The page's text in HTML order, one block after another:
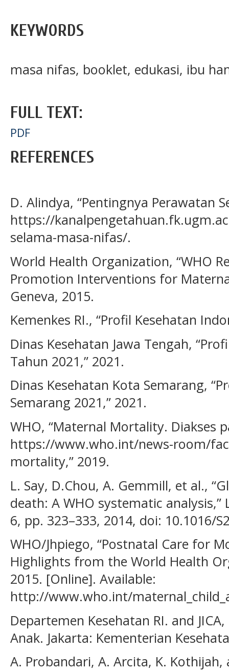
KEYWORDS
masa nifas, booklet, edukasi, ibu
FULL TEXT:
PDF
REFERENCES
D. Alindya, “Pentingnya Perawatan
https://
selama-masa-nifas/.
World Health Organization, “WHO
Promotion Interventions for
Geneva, 2015.
Kemenkes RI., “Profil Kesehatan
Dinas Kesehatan Jawa Tengah,
Tahun 2021,” 2021.
Dinas Kesehatan Kota Semarang,
Semarang 2021,” 2021.
WHO, “Maternal Mortality. Diakses
https://www.who.int/news-room/
mortality,” 2019.
L. Say, D.Chou, A. Gemmill, et al.,
death: A WHO systematic
6, pp. 323–333, 2014, doi: 10.1016/
WHO/Jhpiego, “Postnatal Care for
Highlights from the World Health
2015. [Online]. Available:
http://www.who.int/
Departemen Kesehatan RI. and
Anak. Jakarta: Kementerian
A. Probandari, A. Arcita, K. Kothijah,